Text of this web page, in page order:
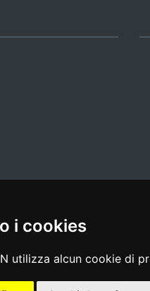
i cookies
utilizza alcun cookie di
policy | dichiarazione di